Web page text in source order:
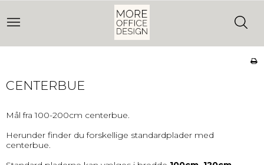
CENTERBUE
Mål fra 100-200cm centerbue.
Herunder finder du forskellige standardplader med
centerbue.